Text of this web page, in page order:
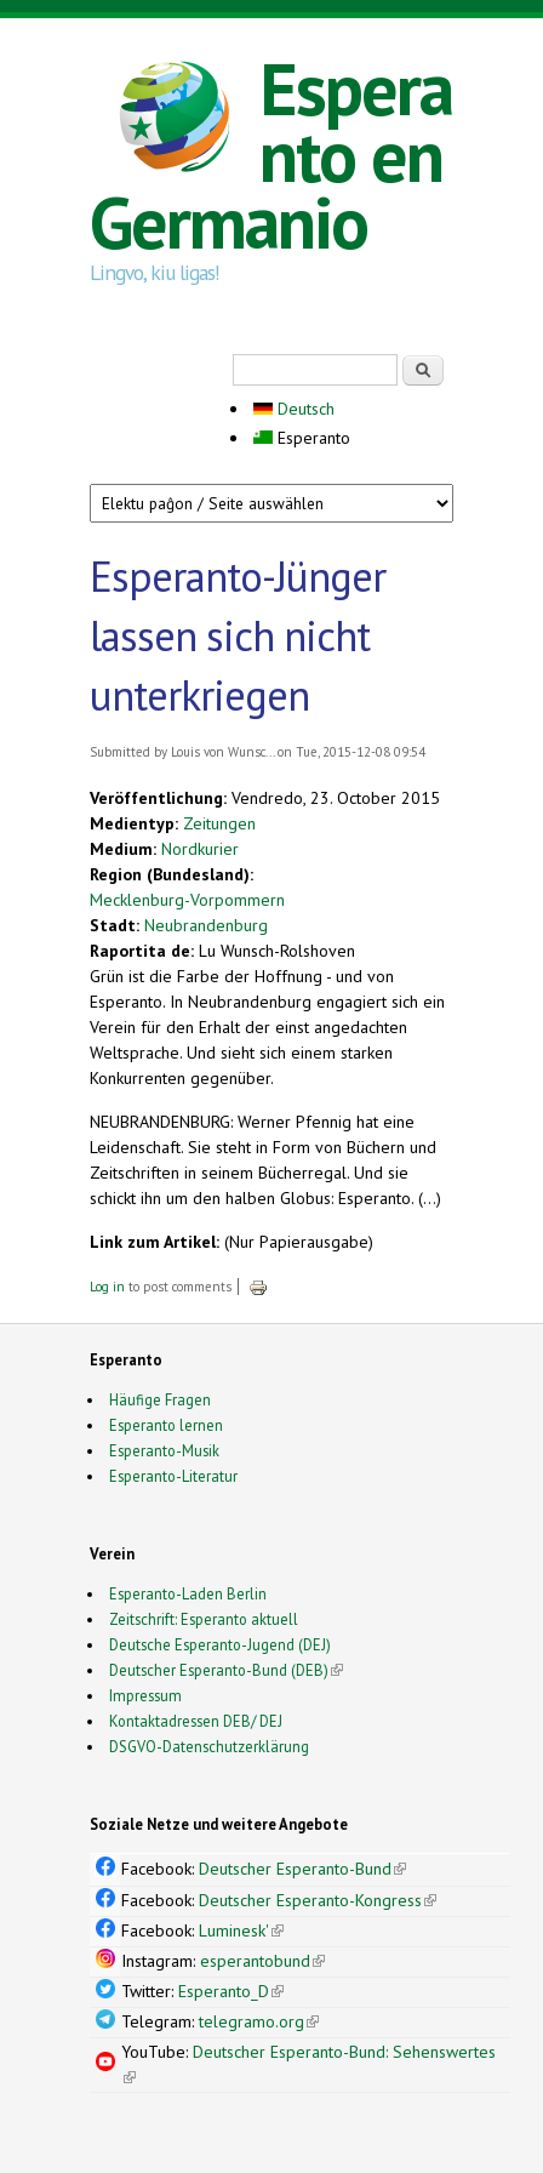
Skip to main content
Espera
nto en
Germanio
Lingvo, kiu ligas!
Deutsch
Esperanto
Esperanto-Jünger
lassen sich nicht
unterkriegen
Submitted by Louis von Wunsc... on Tue, 2015-12-08 09:54
Veröffentlichung: Vendredo, 23. October 2015
Medientyp: Zeitungen
Medium: Nordkurier
Region (Bundesland):
Mecklenburg-Vorpommern
Stadt: Neubrandenburg
Raportita de: Lu Wunsch-Rolshoven
Grün ist die Farbe der Hoffnung - und von
Esperanto. In Neubrandenburg engagiert sich ein
Verein für den Erhalt der einst angedachten
Weltsprache. Und sieht sich einem starken
Konkurrenten gegenüber.
NEUBRANDENBURG: Werner Pfennig hat eine
Leidenschaft. Sie steht in Form von Büchern und
Zeitschriften in seinem Bücherregal. Und sie
schickt ihn um den halben Globus: Esperanto. (...)
Link zum Artikel: (Nur Papierausgabe)
Log in to post comments
Esperanto
Häufige Fragen
Esperanto lernen
Esperanto-Musik
Esperanto-Literatur
Verein
Esperanto-Laden Berlin
Zeitschrift: Esperanto aktuell
Deutsche Esperanto-Jugend (DEJ)
Deutscher Esperanto-Bund (DEB)(link is external)
Impressum
Kontaktadressen DEB/ DEJ
DSGVO-Datenschutzerklärung
Soziale Netze und weitere Angebote
Facebook: Deutscher Esperanto-Bund(link is
external)
Facebook: Deutscher Esperanto-Kongress(link is
Facebook: Luminesk'(link is external)
Instagram: esperantobund(link is external)
Twitter: Esperanto_D(link is external)
Telegram:telegramo.org(link is external)
YouTube: Deutscher Esperanto-Bund: Sehenswertes
(link is external)